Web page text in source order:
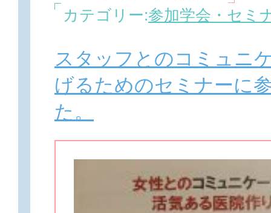
カテゴリー:参加学会・セミ
スタッフとのコミュニ
げるためのセミナーに
た。